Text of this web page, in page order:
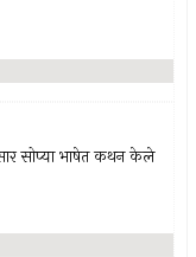
सार सोप्या भाषेत कथन केले